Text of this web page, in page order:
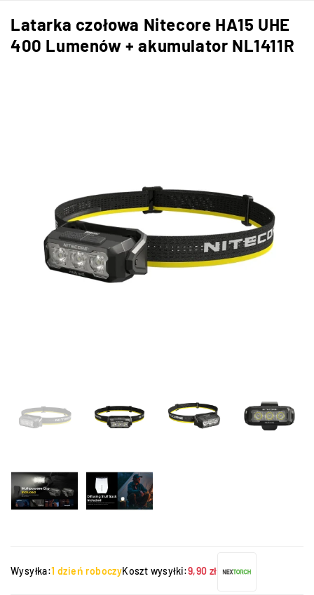
Latarka czołowa Nitecore HA15 UHE
400 Lumenów + akumulator NL1411R
Wysyłka:1 dzień roboczyKoszt wysyłki:9,90 zł